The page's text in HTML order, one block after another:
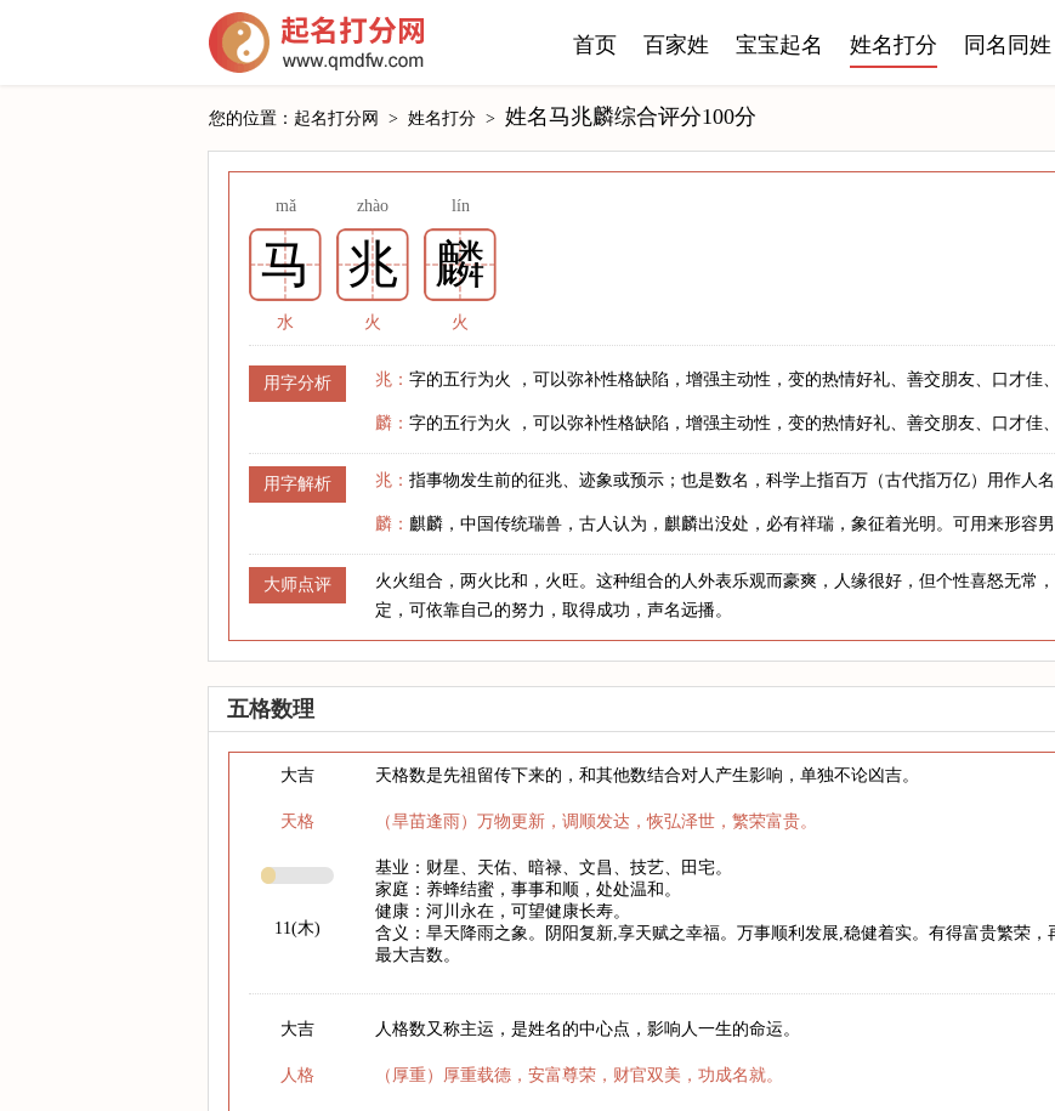
首页 百家姓 宝宝起名 姓名打分 同名同姓
您的位置： 起名打分网 > 姓名打分 > 姓名马兆麟综合评分100分
mǎ zhào lín
马 兆 麟
水 火 火
用字分析 兆： 字的五行为火 ，可以弥补性格缺陷，增强主动性，变的热情好礼、善交朋友、口才佳
麟： 字的五行为火 ，可以弥补性格缺陷，增强主动性，变的热情好礼、善交朋友、口才佳
用字解析 兆： 指事物发生前的征兆、迹象或预示；也是数名，科学上指百万（古代指万亿）用作人
麟： 麒麟，中国传统瑞兽，古人认为，麒麟出没处，必有祥瑞，象征着光明。可用来形容
大师点评
火火组合，两火比和，火旺。这种组合的人外表乐观而豪爽，人缘很好，但个性喜怒无常
定，可依靠自己的努力，取得成功，声名远播。
五格数理
大吉
天格
11(木)
天格数是先祖留传下来的，和其他数结合对人产生影响，单独不论凶吉。
（旱苗逢雨）万物更新，调顺发达，恢弘泽世，繁荣富贵。
基业：财星、天佑、暗禄、文昌、技艺、田宅。
家庭：养蜂结蜜，事事和顺，处处温和。
健康：河川永在，可望健康长寿。
含义：旱天降雨之象。阴阳复新,享天赋之幸福。万事顺利发展,稳健着实。有得富贵繁荣
最大吉数。
大吉
人格
人格数又称主运，是姓名的中心点，影响人一生的命运。
（厚重）厚重载德，安富尊荣，财官双美，功成名就。